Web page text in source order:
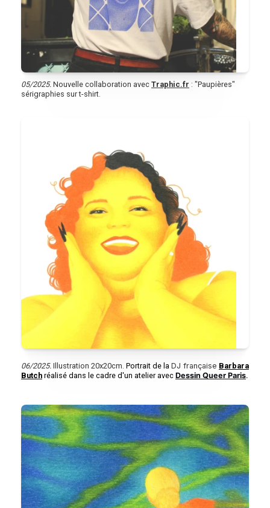
06/2025. Illustration 20x20cm. Portrait de la DJ française Barbara
Butch réalisé dans le cadre d'un atelier avec Dessin Queer Paris.
05/2025. Nouvelle collaboration avec Traphic.fr : "Paupières"
sérigraphies sur t-shirt.